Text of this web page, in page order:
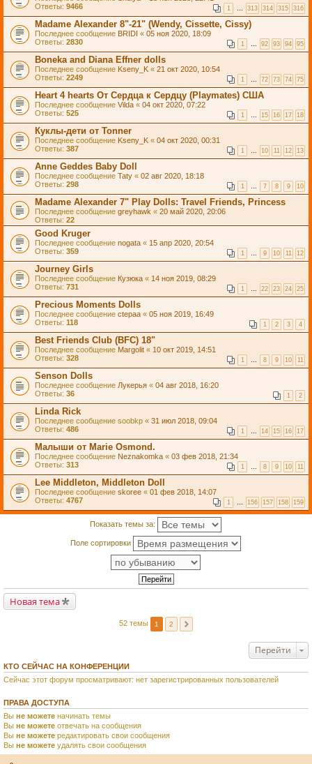
Ответы: 9466 1 … 313 314 315 316
Madame Alexander 8"-21" (Wendy, Cissette, Cissy)
Последнее сообщение BRIDI « 05 ноя 2020, 18:09
Ответы: 2830 1 … 92 93 94 95
Boneka and Diana Effner dolls
Последнее сообщение Kseny_K « 21 окт 2020, 10:54
Ответы: 2249 1 … 72 73 74 75
Heart 4 hearts От Сердца к Сердцу (Playmates) США
Последнее сообщение Vilda « 04 окт 2020, 07:22
Ответы: 525 1 … 15 16 17 18
Куклы-дети от Tonner
Последнее сообщение Kseny_K « 04 окт 2020, 00:31
Ответы: 387 1 … 10 11 12 13
Anne Geddes Baby Doll
Последнее сообщение Taty « 02 авг 2020, 18:18
Ответы: 298 1 … 7 8 9 10
Madame Alexander 7" Play Dolls: Travel Friends, Princess
Последнее сообщение greyhawk « 20 май 2020, 20:06
Ответы: 22
Good Kruger
Последнее сообщение nogata « 15 апр 2020, 20:54
Ответы: 359 1 … 9 10 11 12
Journey Girls
Последнее сообщение Кузюка « 14 ноя 2019, 08:29
Ответы: 731 1 … 22 23 24 25
Precious Moments Dolls
Последнее сообщение ctepaa « 05 ноя 2019, 16:49
Ответы: 118 1 2 3 4
Best Friends Club (BFC) 18"
Последнее сообщение Margolit « 10 окт 2019, 14:51
Ответы: 328 1 … 8 9 10 11
Senson Dolls
Последнее сообщение Лукерья « 04 авг 2018, 16:20
Ответы: 36 1 2
Linda Rick
Последнее сообщение soobkp « 31 июл 2018, 09:04
Ответы: 486 1 … 14 15 16 17
Малыши от Marie Osmond.
Последнее сообщение Neznakomka « 03 фев 2018, 21:34
Ответы: 313 1 … 8 9 10 11
Lee Middleton, Middleton Doll
Последнее сообщение skoree « 01 фев 2018, 14:07
Ответы: 4767 1 … 156 157 158 159
Показать темы за:
Поле сортировки
Новая тема
52 темы 1 2
Перейти
КТО СЕЙЧАС НА КОНФЕРЕНЦИИ
Сейчас этот форум просматривают: нет зарегистрированных пользователей
ПРАВА ДОСТУПА
Вы не можете начинать темы
Вы не можете отвечать на сообщения
Вы не можете редактировать свои сообщения
Вы не можете удалять свои сообщения